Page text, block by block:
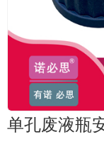
单孔废液瓶